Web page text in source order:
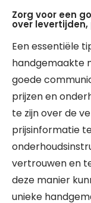
Zorg voor een
over
Een essentiële
handgemaakte
goede
prijzen en
te zijn over de
prijsinformatie
vertrouwen en
deze manier
unieke